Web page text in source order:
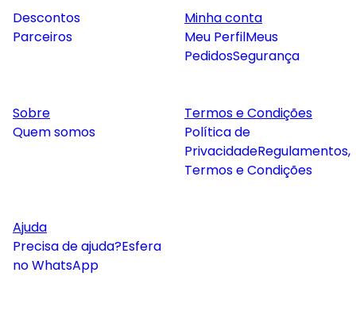
Descontos
Parceiros
Minha conta
Meu PerfilMeus
PedidosSegurança
Sobre
Quem somos
Termos e Condições
Política de
PrivacidadeRegulamentos,
Termos e Condições
Ajuda
Precisa de ajuda?Esfera
no WhatsApp